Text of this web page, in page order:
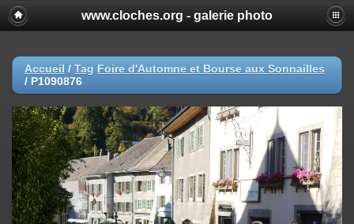
www.cloches.org - galerie photo
Accueil / Tag Foire d'Automne et Bourse aux Sonnailles
/ P1090876